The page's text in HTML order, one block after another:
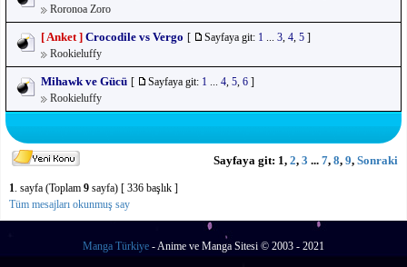
Roronoa Zoro
[ Anket ] Crocodile vs Vergo [ Sayfaya git: 1 3 4 5 ]
Rookieluffy
Mihawk ve Gücü [ Sayfaya git: 1 4 5 6 ]
Rookieluffy
Sayfaya git: 1, 2, 3 ... 7, 8, 9, Sonraki
1 . sayfa (Toplam 9 sayfa) [ 336 başlık ]
Tüm mesajları okunmuş say
Manga Türkiye - Anime ve Manga Sitesi © 2003 - 2021